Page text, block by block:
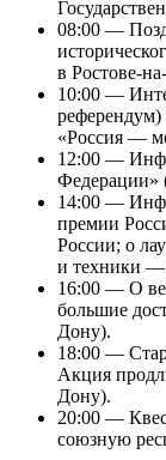
08:00 —
в Ростове-
10:00 —
референдум)
«Россия —
12:00 —
Федерации»
14:00 —
премии
России; о
и техники —
16:00 — О
большие
Дону).
18:00 —
Акция
Дону).
20:00 —
союзную